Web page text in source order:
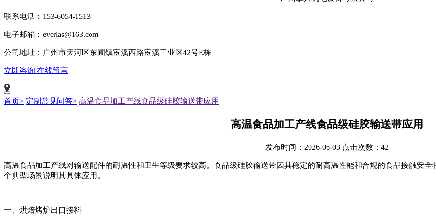
联系电话：153-6054-1513
电子邮箱：everlas@163.com
公司地址：广州市天河区东圃镇宦溪西路宦溪工业区42号E栋
立即咨询 在线留言
首页> 定制常见问答> 高温食品加工产线食品级硅胶输送带应用
高温食品加工产线食品级硅胶输送带应用
发布时间：2026-06-03 点击次数：42
高温食品加工产线对输送配件的耐温性和卫生等级要求较高。食品级硅胶输送带因其稳定的耐高温性能和合规的食品接触安
个典型场景说明其具体应用。
一、烘焙烤炉出口接料